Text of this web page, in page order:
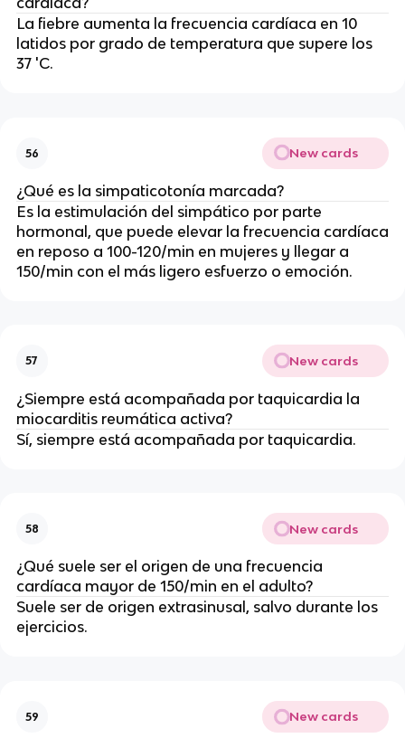
La fiebre aumenta la frecuencia cardíaca en 10
latidos por grado de temperatura que supere los
37 'C.
56 New cards
¿Qué es la simpaticotonía marcada?
Es la estimulación del simpático por parte
hormonal, que puede elevar la frecuencia cardíaca
en reposo a 100-120/min en mujeres y llegar a
150/min con el más ligero esfuerzo o emoción.
57 New cards
¿Siempre está acompañada por taquicardia la
miocarditis reumática activa?
Sí, siempre está acompañada por taquicardia.
58 New cards
¿Qué suele ser el origen de una frecuencia
cardíaca mayor de 150/min en el adulto?
Suele ser de origen extrasinusal, salvo durante los
ejercicios.
59 New cards